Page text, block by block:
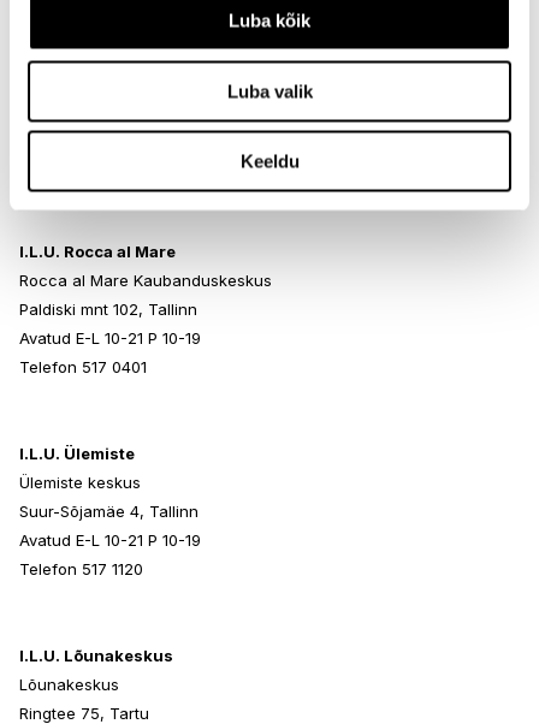
Luba kõik
Luba valik
Keeldu
I.L.U. Kristiine
Avatud E-L 10-21 P 10-19
I.L.U. Rocca al Mare
Rocca al Mare Kaubanduskeskus
Paldiski mnt 102, Tallinn
Avatud E-L 10-21 P 10-19
Telefon 517 0401
I.L.U. Ülemiste
Ülemiste keskus
Suur-Sõjamäe 4, Tallinn
Avatud E-L 10-21 P 10-19
Telefon 517 1120
I.L.U. Lõunakeskus
Lõunakeskus
Ringtee 75, Tartu